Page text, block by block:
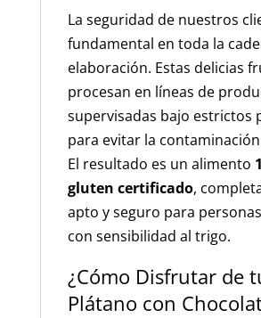
La seguridad de nuestros
fundamental en toda la
elaboración. Estas delicias
procesan en líneas de
supervisadas bajo estrictos
para evitar la
El resultado es un alimento
gluten certificado,
apto y seguro para
con sensibilidad al trigo.
¿Cómo Disfrutar de
Plátano con